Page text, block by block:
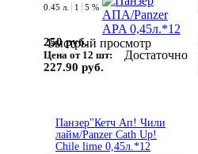
Быстрый просмотр
0.45 л. 1 5 %
250 руб.
Цена от 12 шт:
227.90 руб.
Достаточно
Панзер"Кетч Ап! Чили
лайм/Panzer Cath Up!
Chile lime 0,45л.*12